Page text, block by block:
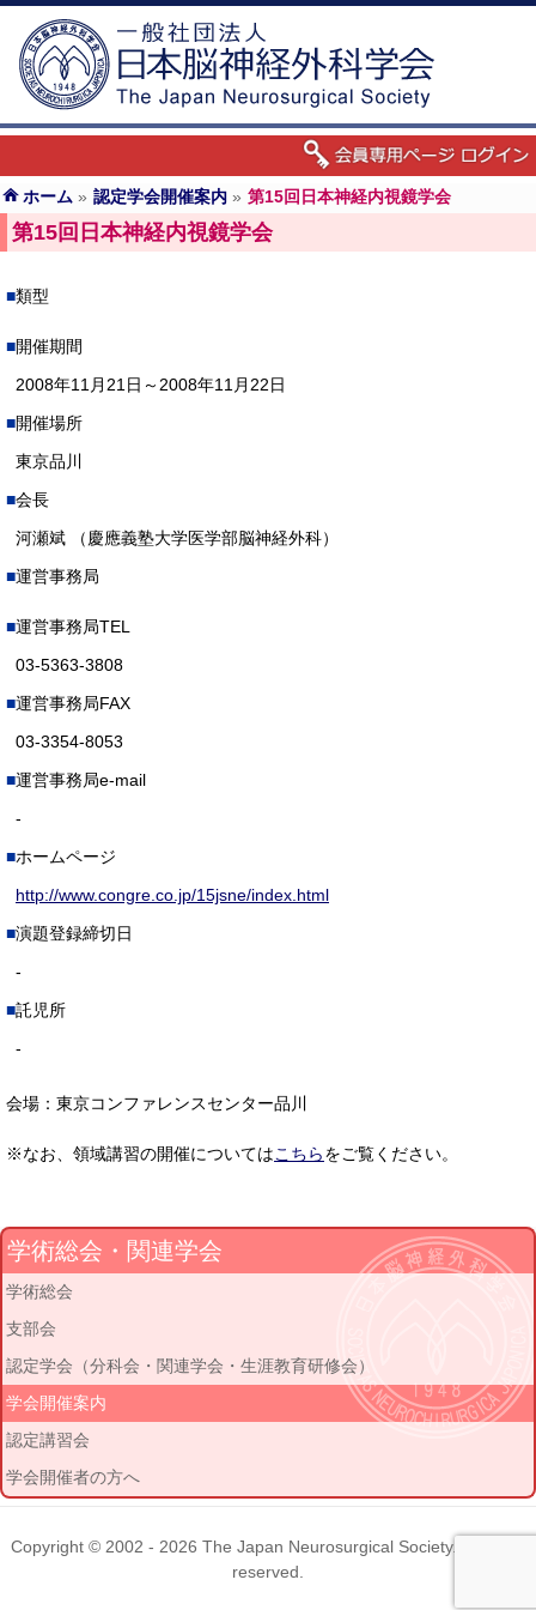
ホーム » 認定学会開催案内 » 第15回日本神経内視鏡学会
第15回日本神経内視鏡学会
類型
開催期間
2008年11月21日～2008年11月22日
開催場所
東京品川
会長
河瀬斌 （慶應義塾大学医学部脳神経外科）
運営事務局
運営事務局TEL
03-5363-3808
運営事務局FAX
03-3354-8053
運営事務局e-mail
-
ホームページ
http://www.congre.co.jp/15jsne/index.html
演題登録締切日
-
託児所
-
会場：東京コンファレンスセンター品川
※なお、領域講習の開催についてはこちらをご覧ください。
学術総会・関連学会
学術総会
支部会
認定学会（分科会・関連学会・生涯教育研修会）
学会開催案内
認定講習会
学会開催者の方へ
Copyright © 2002 - 2026 The Japan Neurosurgical Society. All rights
reserved.